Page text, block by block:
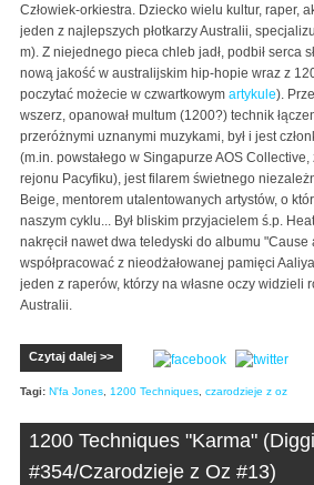
Człowiek-orkiestra. Dziecko wielu kultur, raper,
jeden z najlepszych płotkarzy Australii,
m). Z niejednego pieca chleb jadł, podbił serca
nową jakość w australijskim hip-hopie wraz z
poczytać możecie w czwartkowym artykule).
wszerz, opanował multum (1200?) technik
przeróżnymi uznanymi muzykami, był i jest
(m.in. powstałego w Singapurze AOS
rejonu Pacyfiku), jest filarem świetnego
Beige, mentorem utalentowanych artystów, o
naszym cyklu... Był bliskim przyjacielem ś.p.
nakręcił nawet dwa teledyski do albumu "Cause
współpracować z nieodżałowanej pamięci
jeden z raperów, którzy na własne oczy widzieli
Australii.
Czytaj dalej >>
Tagi: N'fa Jones 1200 Techniques czarodzieje z oz
1200 Techniques "Karma"
#354/Czarodzieje z Oz #13)